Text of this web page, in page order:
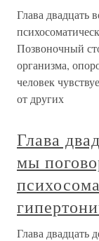
Глава двадцать
Позвоночный
организма,
человек
от других
Глава
мы
Глава двадцать